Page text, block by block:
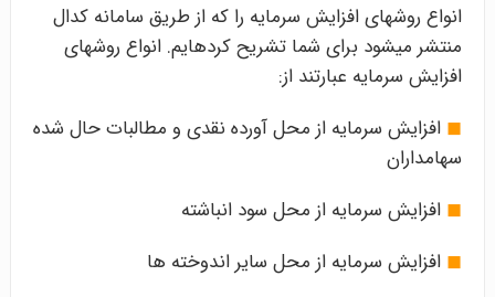
انواع روش­های افزایش سرمایه را که از طریق سامانه کدال
منتشر می­شود برای شما تشریح کرده­ایم. انواع روش­های
افزایش سرمایه عبارتند از:
◼ افزایش سرمایه از محل آورده نقدی و مطالبات حال شده
سهامداران
◼ افزایش سرمایه از محل سود انباشته
◼ افزایش سرمایه از محل سایر اندوخته­ ها